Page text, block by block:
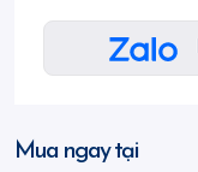
Mua ngay tại